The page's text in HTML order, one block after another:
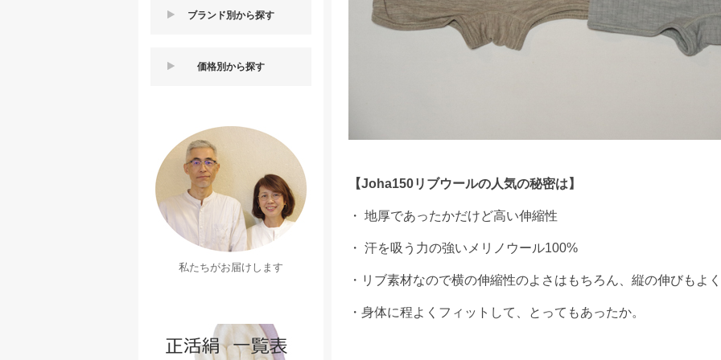
【Joha150リブウールの人気の秘密は】
・ 地厚であったかだけど高い伸縮性
・ 汗を吸う力の強いメリノウール100%
・リブ素材なので横の伸縮性のよさはもちろん、縦の伸びもよく
・身体に程よくフィットして、とってもあったか。
ブランド別から探す
価格別から探す
私たちがお届けします